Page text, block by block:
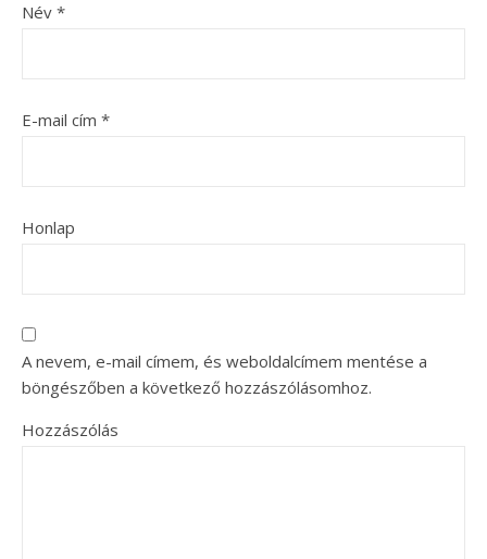
Név *
E-mail cím *
Honlap
A nevem, e-mail címem, és weboldalcímem mentése a
böngészőben a következő hozzászólásomhoz.
Hozzászólás